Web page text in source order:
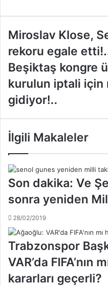
M
r
o
a
v
K
,
S
r
A
'
a
2
Miroslav Klose,
rekoru egale
B
ş
i
k
t
n
g
e
e
l
e
r
Beşiktaş kongre
kurulun iptali için
gidiyor!..
İlgili Makaleler
Son dakika: Ve
sonra yeniden
28/02/2019
Trabzonspor
VAR’da FIFA’nın
kararları geçerli?